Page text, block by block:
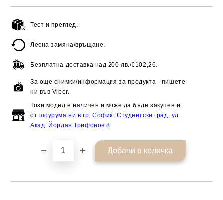
Тест и преглед.
Лесна замяна/връщане.
Безплатна доставка над 200 лв./€102,26.
За още снимки/информация за продукта - пишете
ни във Viber.
Този модел е наличен и може да бъде закупен и
от шоурума ни в гр. София, Студентски град, ул.
Акад. Йордан Трифонов 8